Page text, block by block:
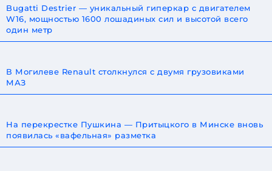
Bugatti Destrier — уникальный гиперкар с двигателем
W16, мощностью 1600 лошадиных сил и высотой всего
один метр
В Могилеве Renault столкнулся с двумя грузовиками
МАЗ
На перекрестке Пушкина — Притыцкого в Минске вновь
появилась «вафельная» разметка